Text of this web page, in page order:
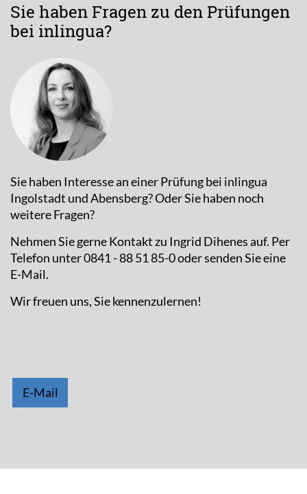
Sie haben Fragen zu den Prüfungen
bei inlingua?
Sie haben Interesse an einer Prüfung bei inlingua
Ingolstadt und Abensberg? Oder Sie haben noch
weitere Fragen?
Nehmen Sie gerne Kontakt zu Ingrid Dihenes auf. Per
Telefon unter 0841 - 88 51 85-0 oder senden Sie eine
E-Mail.
Wir freuen uns, Sie kennenzulernen!
E-Mail